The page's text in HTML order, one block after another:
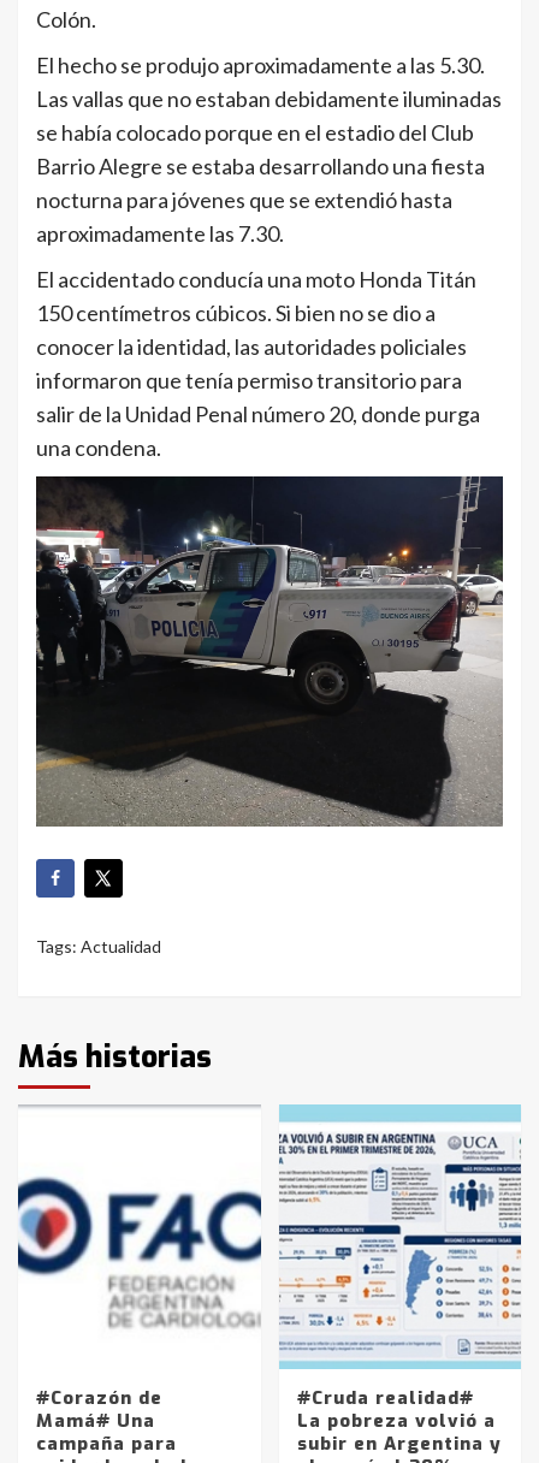
Colón.
El hecho se produjo aproximadamente a las 5.30.
Las vallas que no estaban debidamente iluminadas
se había colocado porque en el estadio del Club
Barrio Alegre se estaba desarrollando una fiesta
nocturna para jóvenes que se extendió hasta
aproximadamente las 7.30.
El accidentado conducía una moto Honda Titán
150 centímetros cúbicos. Si bien no se dio a
conocer la identidad, las autoridades policiales
informaron que tenía permiso transitorio para
salir de la Unidad Penal número 20, donde purga
una condena.
Tags: Actualidad
Más historias
#Corazón de
Mamá# Una
campaña para
#Cruda realidad#
La pobreza volvió a
subir en Argentina y